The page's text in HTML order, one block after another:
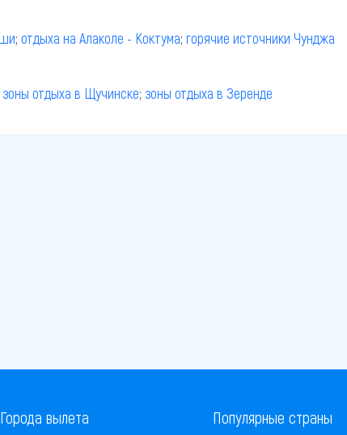
; отдыха на Алаколе - Коктума; горячие источники Чунджа
зоны отдыха в Щучинске; зоны отдыха в Зеренде
Города вылета Популярные страны